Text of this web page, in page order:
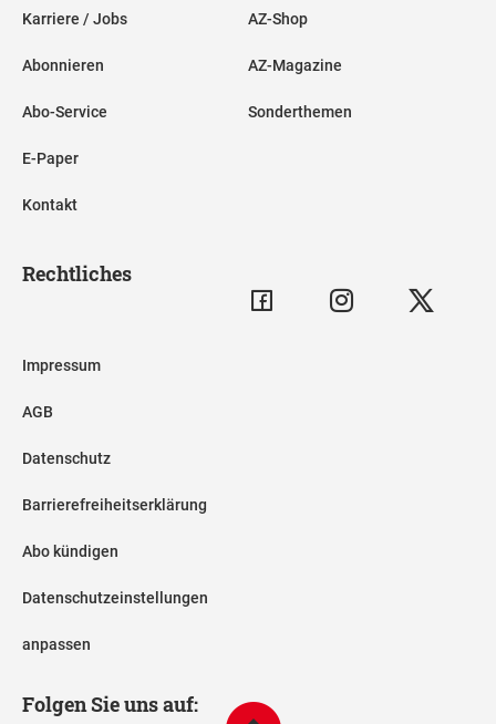
Karriere / Jobs
Abonnieren
Abo-Service
E-Paper
Kontakt
AZ-Shop
AZ-Magazine
Sonderthemen
Rechtliches
Impressum
AGB
Datenschutz
Barrierefreiheitserklärung
Abo kündigen
Datenschutzeinstellungen
anpassen
Folgen Sie uns auf: